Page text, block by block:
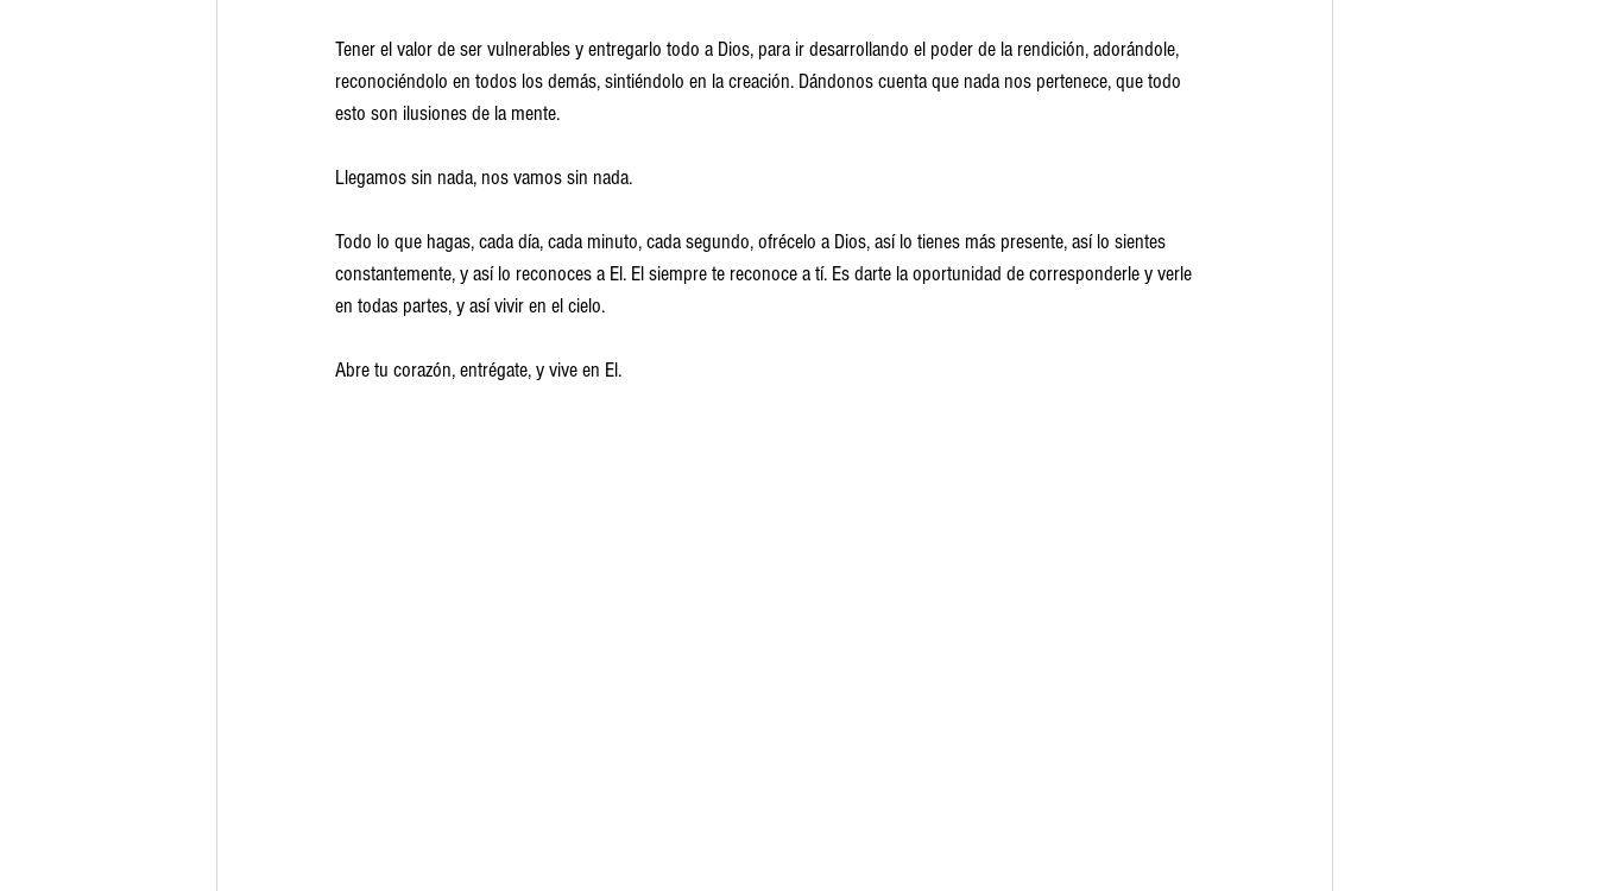
Tener el valor de ser vulnerables y entregarlo todo a Dios, para ir desarrollando el poder de la rendición, adorándole,
reconociéndolo en todos los demás, sintiéndolo en la creación. Dándonos cuenta que nada nos pertenece, que todo
esto son ilusiones de la mente.
Llegamos sin nada, nos vamos sin nada.
Todo lo que hagas, cada día, cada minuto, cada segundo, ofrécelo a Dios, así lo tienes más presente, así lo sientes
constantemente, y así lo reconoces a El. El siempre te reconoce a tí. Es darte la oportunidad de corresponderle y verle
en todas partes, y así vivir en el cielo.
Abre tu corazón, entrégate, y vive en El.